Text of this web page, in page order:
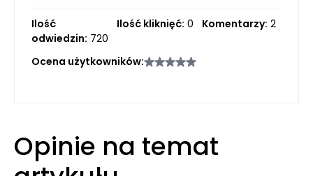
Ilość
odwiedzin: 720
Ilość kliknięć: 0 Komentarzy: 2
Ocena użytkowników:
Opinie na temat